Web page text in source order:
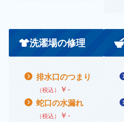
洗濯場の修理
排水口のつまり
（税込） ￥‐
蛇口の水漏れ
（税込） ￥‐